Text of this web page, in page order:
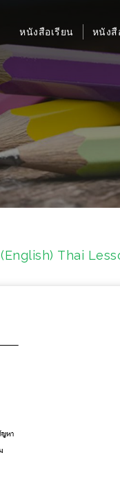
หนังสือเรียน หนังสื
(English) Thai